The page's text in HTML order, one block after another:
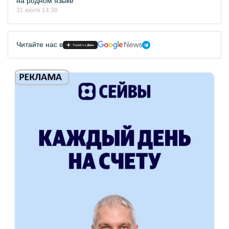
31 июля 14:38
Читайте нас в